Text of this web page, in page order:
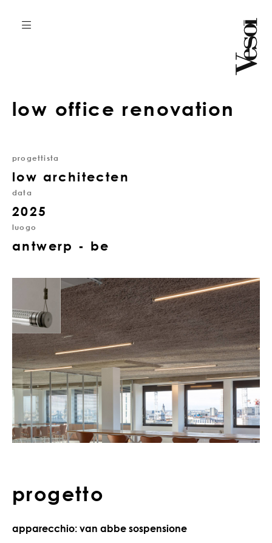
low office renovation
progettista
low architecten
data
2025
luogo
antwerp - be
progetto
apparecchio: van abbe sospensione